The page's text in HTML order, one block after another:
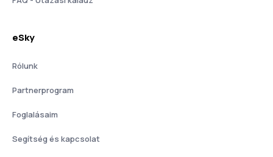
eSky
Rólunk
Partnerprogram
Foglalásaim
Segítség és kapcsolat